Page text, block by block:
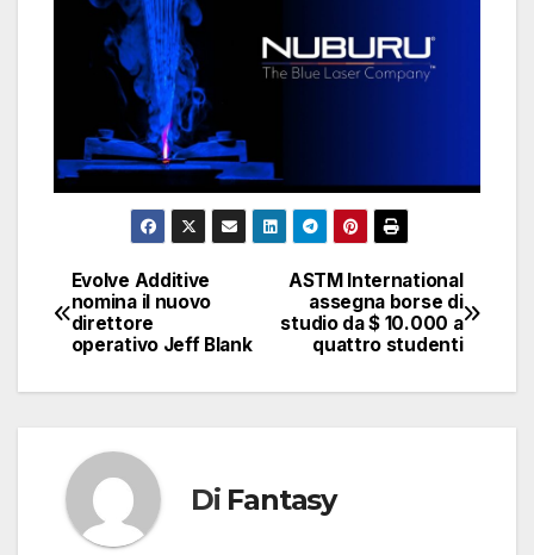
Navigazione
articoli
ASTM International
assegna borse di
studio da $ 10.000 a
quattro studenti
Evolve Additive
nomina il nuovo
direttore
operativo Jeff Blank
Di Fantasy